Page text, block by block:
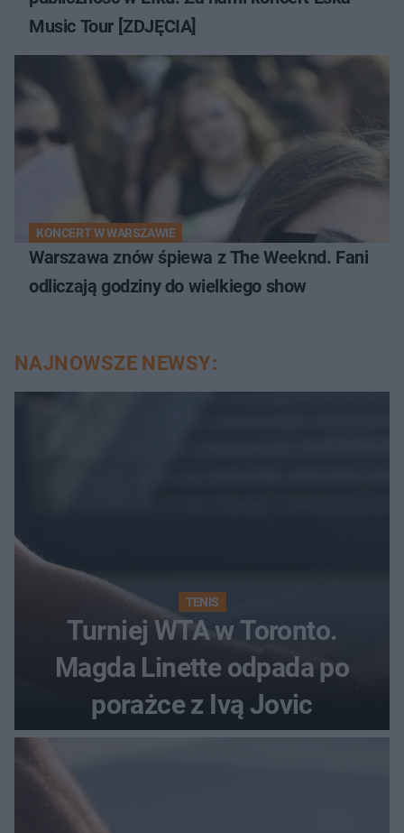
Music Tour [ZDJĘCIA]
KONCERT W WARSZAWIE
Warszawa znów śpiewa z The Weeknd. Fani
odliczają godziny do wielkiego show
NAJNOWSZE NEWSY:
TENIS
Turniej WTA w Toronto.
Magda Linette odpada po
porażce z Ivą Jovic